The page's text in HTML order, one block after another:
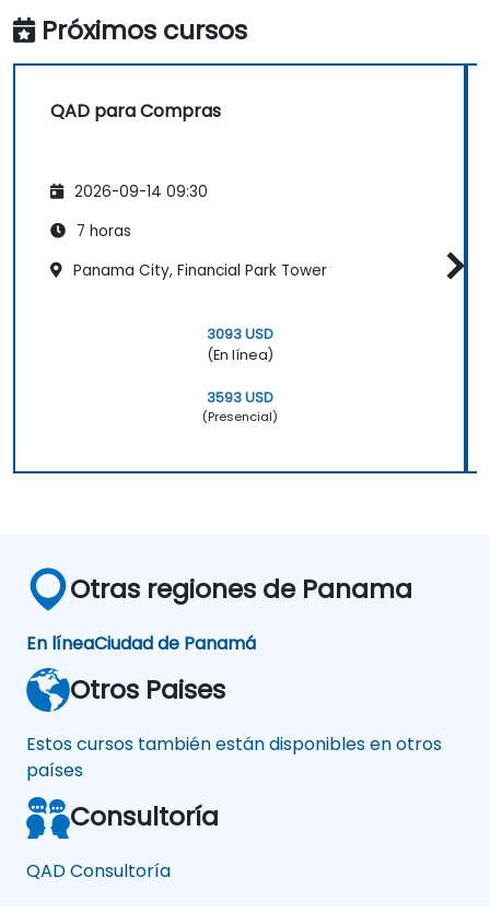
gastos, plazos de entrega y niveles de
inventario para tomar decisiones
informadas.
Próximos cursos
QAD para Compras
2026-09-14 09:30
7 horas
Panama City, Financial Park Tower
3093 USD
(En línea)
3593 USD
(Presencial)
Otras regiones de Panama
En líneaCiudad de Panamá
Otros Paises
Estos cursos también están disponibles en otros
países
Consultoría
QAD Consultoría